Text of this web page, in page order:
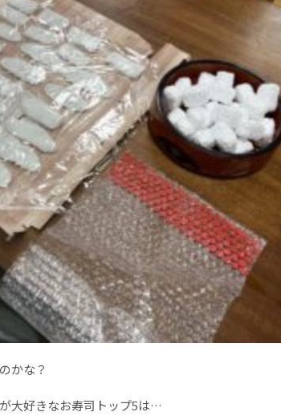
かな？
大好きなお寿司トップ5は…